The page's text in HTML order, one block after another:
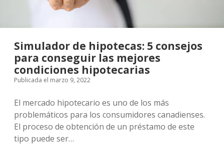
Simulador de hipotecas: 5 consejos
para conseguir las mejores
condiciones hipotecarias
Publicada el marzo 9, 2022
El mercado hipotecario es uno de los más
problemáticos para los consumidores canadienses.
El proceso de obtención de un préstamo de este
tipo puede ser…